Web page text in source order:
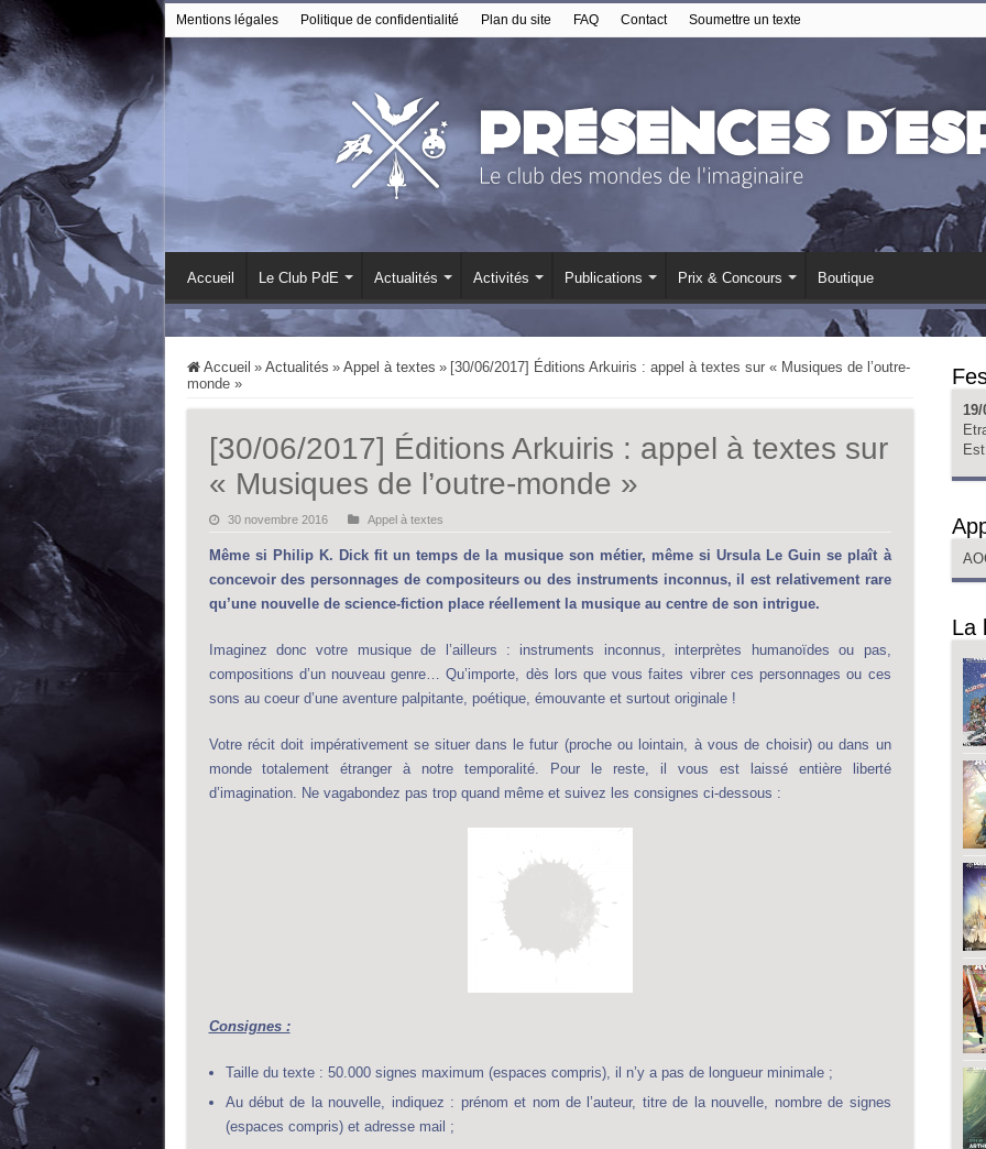
Mentions légales Politique de confidentialité Plan du site FAQ Contact Soumettre un texte
Accueil Le Club PdE Actualités Activités Publications Prix & Concours Boutique
Accueil » Actualités » Appel à textes » [30/06/2017] Éditions Arkuiris : appel à textes sur « Musiques de l’outre-
monde »
[30/06/2017] Éditions Arkuiris : appel à textes sur
« Musiques de l’outre-monde »
30 novembre 2016 Appel à textes
Même si Philip K. Dick fit un temps de la musique son métier, même si Ursula Le Guin se plaît à
concevoir des personnages de compositeurs ou des instruments inconnus, il est relativement rare
qu’une nouvelle de science-fiction place réellement la musique au centre de son intrigue.
Imaginez donc votre musique de l’ailleurs : instruments inconnus, interprètes humanoïdes ou pas,
compositions d’un nouveau genre… Qu’importe, dès lors que vous faites vibrer ces personnages ou ces
sons au coeur d’une aventure palpitante, poétique, émouvante et surtout originale !
Votre récit doit impérativement se situer dans le futur (proche ou lointain, à vous de choisir) ou dans un
monde totalement étranger à notre temporalité. Pour le reste, il vous est laissé entière liberté
d’imagination. Ne vagabondez pas trop quand même et suivez les consignes ci-dessous :
Consignes :
Taille du texte : 50.000 signes maximum (espaces compris), il n’y a pas de longueur minimale ;
Au début de la nouvelle, indiquez : prénom et nom de l’auteur, titre de la nouvelle, nombre de signes
(espaces compris) et adresse mail ;
19/
Est
La